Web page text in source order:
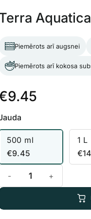
Piemērots arī augsnei
Piemērots arī kokosa
9.45
500 ml
€9.45
1 L
€
Aquatica FinalPart